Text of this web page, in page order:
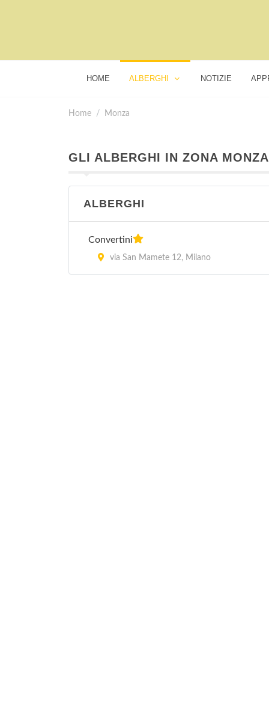
HOME ALBERGHI NOTIZIE
Home Monza
GLI ALBERGHI IN ZONA MONZA
ALBERGHI
Convertini
via San Mamete 12, Milano